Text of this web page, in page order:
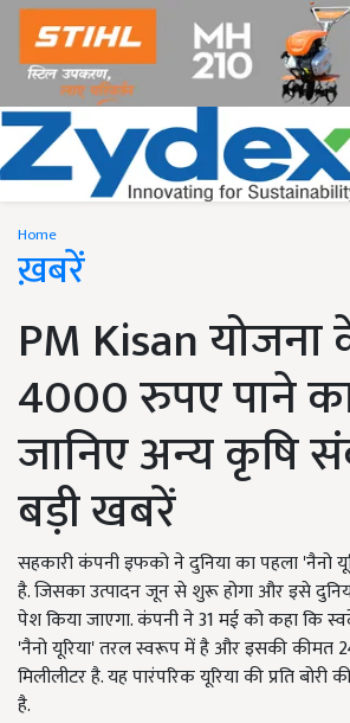
Home
ख़बरें
PM Kisan
4000 रुपए पाने
जानिए अन्य कृषि
बड़ी खबरें
सहकारी कंपनी इफको ने दुनिया का पहला 'नैनो
है. जिसका उत्पादन जून से शुरू होगा और इसे
पेश किया जाएगा. कंपनी ने 31 मई को कहा कि
'नैनो यूरिया' तरल स्वरूप में है और इसकी कीमत
मिलीलीटर है. यह पारंपरिक यूरिया की प्रति
है.